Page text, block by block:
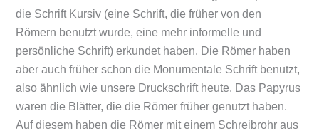
die Schrift Kursiv (eine Schrift, die früher von den
Römern benutzt wurde, eine mehr informelle und
persönliche Schrift) erkundet haben. Die Römer haben
aber auch früher schon die Monumentale Schrift benutzt,
also ähnlich wie unsere Druckschrift heute. Das Papyrus
waren die Blätter, die die Römer früher genutzt haben.
Auf diesem haben die Römer mit einem Schreibrohr aus